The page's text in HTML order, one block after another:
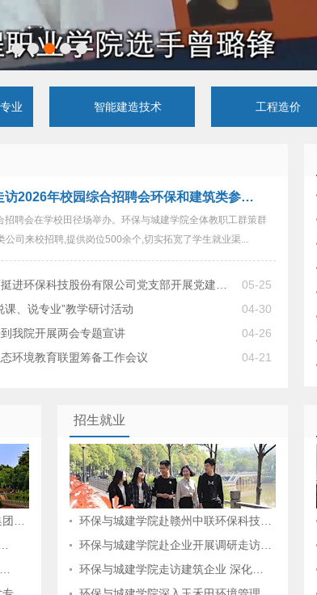
业 智能建造技术 工程造价
访2026年校园综合招聘会环保和建筑类参…
聘会在学校田径场举办。环保与城建学院全体教职工群策群
公司来校招聘,提供岗位500余个,切实拓宽了学生就业渠...
05-25
进环保科技股份有限公司党支部开展党建…
04-30
、说专业”教学研讨活动
04-26
我院开展两会专题宣讲
04-21
环境教育联盟筹备工作会议
…
招生就业
环保与城建学院赴赣州中联环保科技…
环保与城建学院赴企业开展调研走访…
环保与城建学院走访建筑企业 深化…